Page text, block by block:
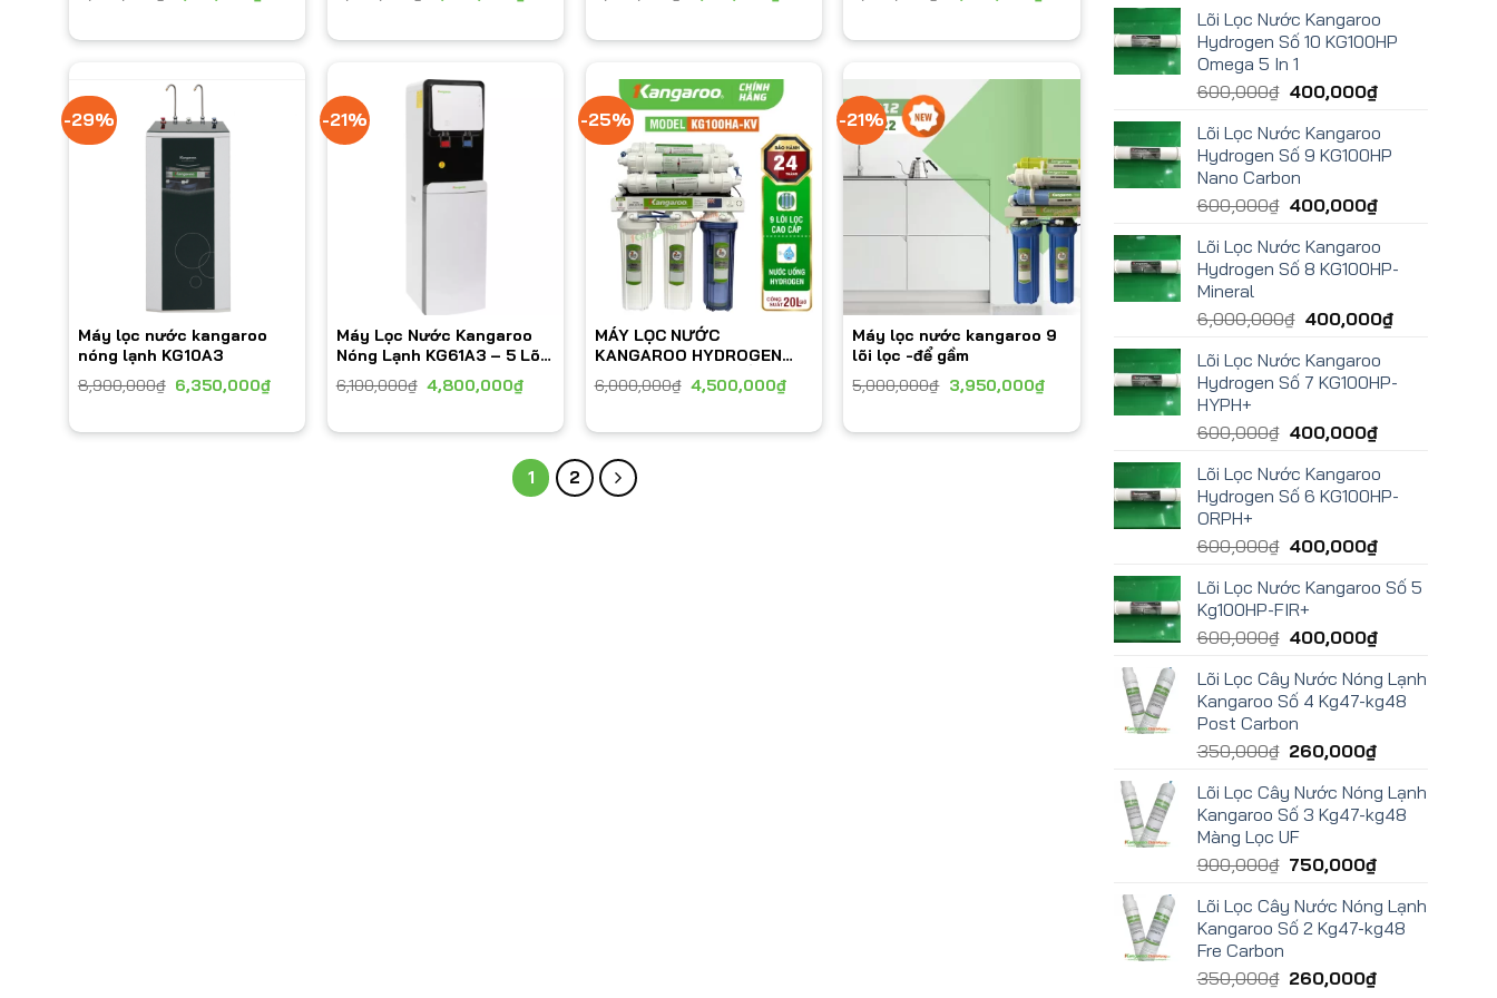
-29%
Máy lọc nước kangaroo
nóng lạnh KG10A3
8,900,000₫ 6,350,000₫
-21%
Máy Lọc Nước Kangaroo
Nóng Lạnh KG61A3 – 5 Lõi
Lọc
6,100,000₫ 4,800,000₫
-25%
MÁY LỌC NƯỚC
KANGAROO HYDROGEN
KG100HA KHÔNG VỎ
6,000,000₫ 4,500,000₫
-21%
Máy lọc nước kangaroo 9
lõi lọc -để gầm
5,000,000₫ 3,950,000₫
1 2
Lõi Lọc Nước Kangaroo
Hydrogen Số 10 KG100HP
Omega 5 In 1
600,000₫ 400,000₫
Lõi Lọc Nước Kangaroo
Hydrogen Số 9 KG100HP
Nano Carbon
600,000₫ 400,000₫
Lõi Lọc Nước Kangaroo
Hydrogen Số 8 KG100HP-
Mineral
6,000,000₫ 400,000₫
Lõi Lọc Nước Kangaroo
Hydrogen Số 7 KG100HP-
HYPH+
600,000₫ 400,000₫
Lõi Lọc Nước Kangaroo
Hydrogen Số 6 KG100HP-
ORPH+
600,000₫ 400,000₫
Lõi Lọc Nước Kangaroo Số 5
Kg100HP-FIR+
600,000₫ 400,000₫
Lõi Lọc Cây Nước Nóng Lạnh
Kangaroo Số 4 Kg47-kg48
Post Carbon
350,000₫ 260,000₫
Lõi Lọc Cây Nước Nóng Lạnh
Kangaroo Số 3 Kg47-kg48
Màng Lọc UF
900,000₫ 750,000₫
Lõi Lọc Cây Nước Nóng Lạnh
Kangaroo Số 2 Kg47-kg48
Fre Carbon
350,000₫ 260,000₫